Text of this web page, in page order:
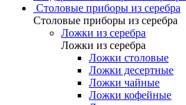
Столовые приборы из серебра
Столовые приборы из серебра
Ложки из серебра
Ложки из серебра
Ложки столовые
Ложки десертные
Ложки чайные
Ложки кофейные